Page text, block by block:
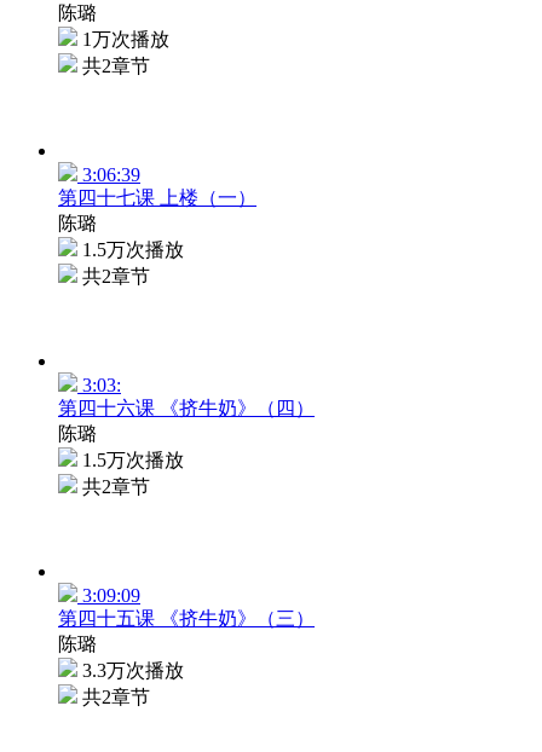
陈璐
1万次播放
共2章节
3:06:39
第四十七课 上楼（一）
陈璐
1.5万次播放
共2章节
3:03:
第四十六课 《挤牛奶》（四）
陈璐
1.5万次播放
共2章节
3:09:09
第四十五课 《挤牛奶》（三）
陈璐
3.3万次播放
共2章节